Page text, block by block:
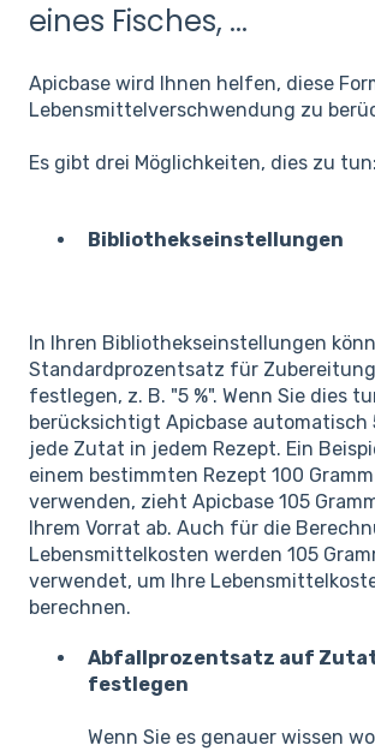
eines Fisches, ...
Apicbase wird Ihnen helfen, diese
Lebensmittelverschwendung zu
Es gibt drei Möglichkeiten, dies zu tun:
Bibliothekseinstellungen
In Ihren Bibliothekseinstellungen
Standardprozentsatz für
festlegen, z. B. "5 %". Wenn Sie dies
berücksichtigt Apicbase automatisch
jede Zutat in jedem Rezept. Ein
einem bestimmten Rezept 100
verwenden, zieht Apicbase 105
Ihrem Vorrat ab. Auch für die
Lebensmittelkosten werden 105
verwendet, um Ihre
berechnen.
Abfallprozentsatz auf
festlegen
Wenn Sie es genauer wissen